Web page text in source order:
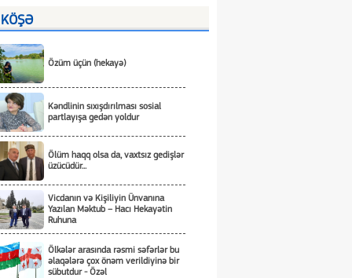
KÖŞƏ
Özüm üçün (hekayə)
Kəndlinin sıxışdırılması sosial
partlayışa gedən yoldur
Ölüm haqq olsa da, vaxtsız gedişlər
üzücüdür...
Vicdanın və Kişiliyin Ünvanına
Yazılan Məktub – Hacı Hekayətin
Ruhuna
Ölkələr arasında rəsmi səfərlər bu
əlaqələrə çox önəm verildiyinə bir
sübutdur - Özəl